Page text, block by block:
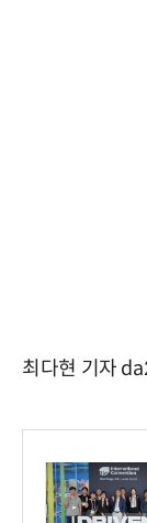
최다현 기자